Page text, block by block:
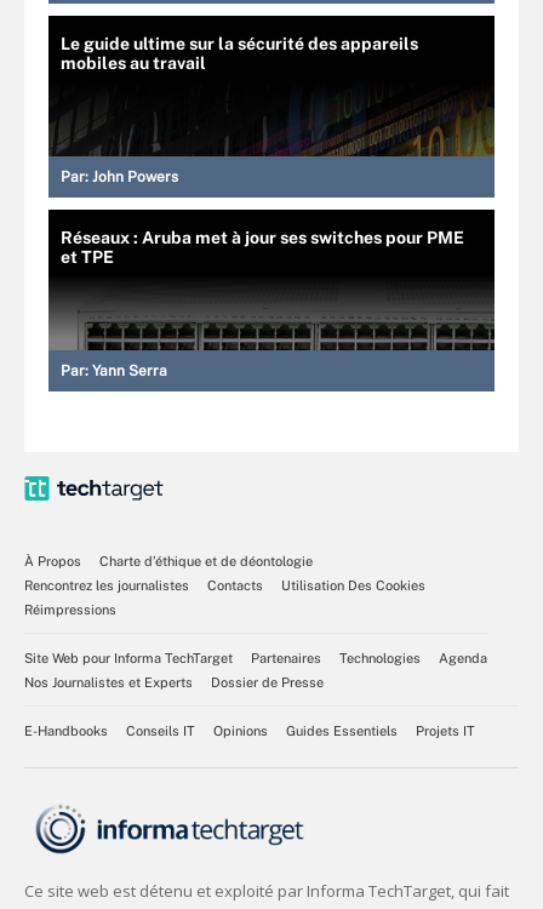
Le guide ultime sur la sécurité des appareils
mobiles au travail
Par: John Powers
Réseaux : Aruba met à jour ses switches pour PME
et TPE
Par: Yann Serra
À Propos
Charte d’éthique et de déontologie
Rencontrez les journalistes
Contacts
Utilisation Des Cookies
Réimpressions
Site Web pour Informa TechTarget Partenaires Technologies
Agenda
Nos Journalistes et Experts
Dossier de Presse
E-Handbooks Conseils IT Opinions Guides Essentiels Projets IT